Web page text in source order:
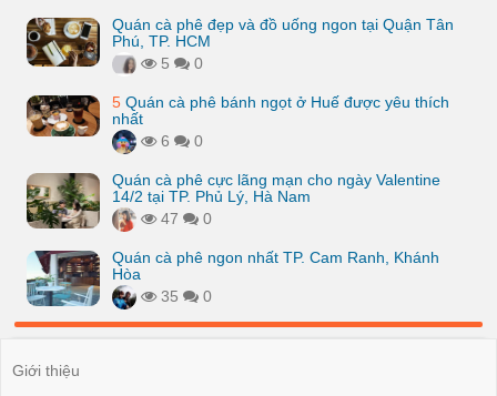
Quán cà phê đẹp và đồ uống ngon tại Quận Tân
Phú, TP. HCM
5
0
5 Quán cà phê bánh ngọt ở Huế được yêu thích
nhất
6
0
Quán cà phê cực lãng mạn cho ngày Valentine
14/2 tại TP. Phủ Lý, Hà Nam
47
0
Quán cà phê ngon nhất TP. Cam Ranh, Khánh
Hòa
35
0
Giới thiệu